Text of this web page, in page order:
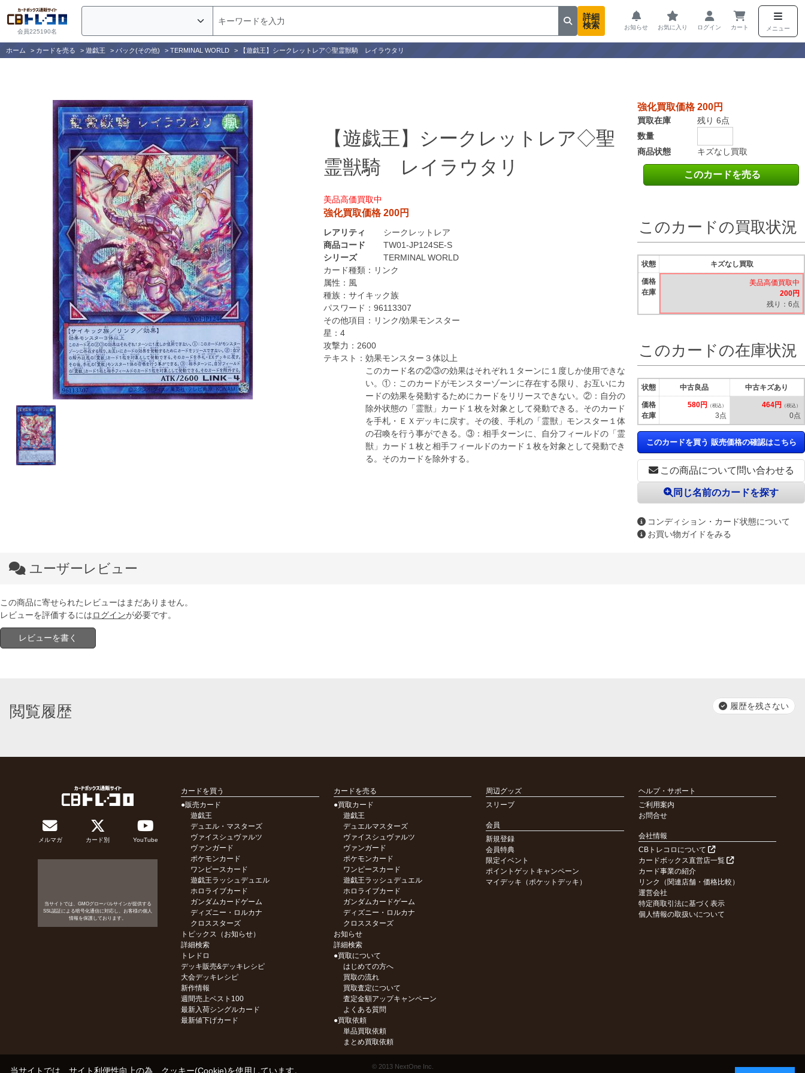
会員225190名
詳細
検索
お知らせ お気に入り ログイン カート メニュー
ホーム > カードを売る > 遊戯王 > パック(その他) > TERMINAL WORLD > 【遊戯王】シークレットレア◇聖霊獣騎 レイラウタリ
【遊戯王】シークレットレア◇聖
霊獣騎 レイラウタリ
美品高価買取中
強化買取価格 200円
レアリティ
シークレットレア
商品コード
TW01-JP124SE-S
シリーズ
TERMINAL WORLD
カード種類： リンク
属性： 風
種族： サイキック族
パスワード： 96113307
その他項目： リンク/効果モンスター
星： 4
攻撃力： 2600
テキスト： 効果モンスター３体以上
このカード名の②③の効果はそれぞれ１ターンに１度しか使用できな
い。①：このカードがモンスターゾーンに存在する限り、お互いにカ
ードの効果を発動するためにカードをリリースできない。②：自分の
除外状態の「霊獣」カード１枚を対象として発動できる。そのカード
を手札・ＥＸデッキに戻す。その後、手札の「霊獣」モンスター１体
の召喚を行う事ができる。③：相手ターンに、自分フィールドの「霊
獣」カード１枚と相手フィールドのカード１枚を対象として発動でき
る。そのカードを除外する。
強化買取価格 200円
商品状態 キズなし買取
買取在庫
残り 6点
数量
このカードを売る
この商品について問い合わせる
同じ名前のカードを探す
コンディション・カード状態について
お買い物ガイドをみる
このカードの買取状況
状態
価格
在庫
キズなし買取
美品高価買取中
200円
残り：6点
このカードの在庫状況
状態
価格
在庫
中古良品
580円 （税込）
3点
中古キズあり
464円 （税込）
0点
このカードを買う 販売価格の確認はこちら
ユーザーレビュー
この商品に寄せられたレビューはまだありません。
レビューを評価するにはログインが必要です。
レビューを書く
閲覧履歴 履歴を残さない
メルマガ カード別 YouTube
当サイトでは、GMOグローバルサインが提供する
SSL認証による暗号化通信に対応し、お客様の個人
情報を保護しております。
カードを買う
●販売カード
遊戯王
デュエル・マスターズ
ヴァイスシュヴァルツ
ヴァンガード
ポケモンカード
ワンピースカード
遊戯王ラッシュデュエル
ホロライブカード
ガンダムカードゲーム
ディズニー・ロルカナ
クロススターズ
トピックス（お知らせ）
詳細検索
トレドロ
デッキ販売&デッキレシピ
大会デッキレシピ
新作情報
週間売上ベスト100
最新入荷シングルカード
最新値下げカード
カードを売る
●買取カード
遊戯王
デュエルマスターズ
ヴァイスシュヴァルツ
ヴァンガード
ポケモンカード
ワンピースカード
遊戯王ラッシュデュエル
ホロライブカード
ガンダムカードゲーム
ディズニー・ロルカナ
クロススターズ
お知らせ
詳細検索
●買取について
はじめての方へ
買取の流れ
買取査定について
査定金額アップキャンペーン
よくある質問
●買取依頼
単品買取依頼
まとめ買取依頼
周辺グッズ
スリーブ
会員
新規登録
会員特典
限定イベント
ポイントゲットキャンペーン
マイデッキ（ポケットデッキ）
ヘルプ・サポート
ご利用案内
お問合せ
会社情報
CBトレコロについて
カードボックス直営店一覧
カード事業の紹介
リンク（関連店舗・価格比較）
運営会社
特定商取引法に基づく表示
個人情報の取扱いについて
© 2013 NextOne Inc.
当サイトでは、サイト利便性向上の為、クッキー(Cookie)を使用しています。